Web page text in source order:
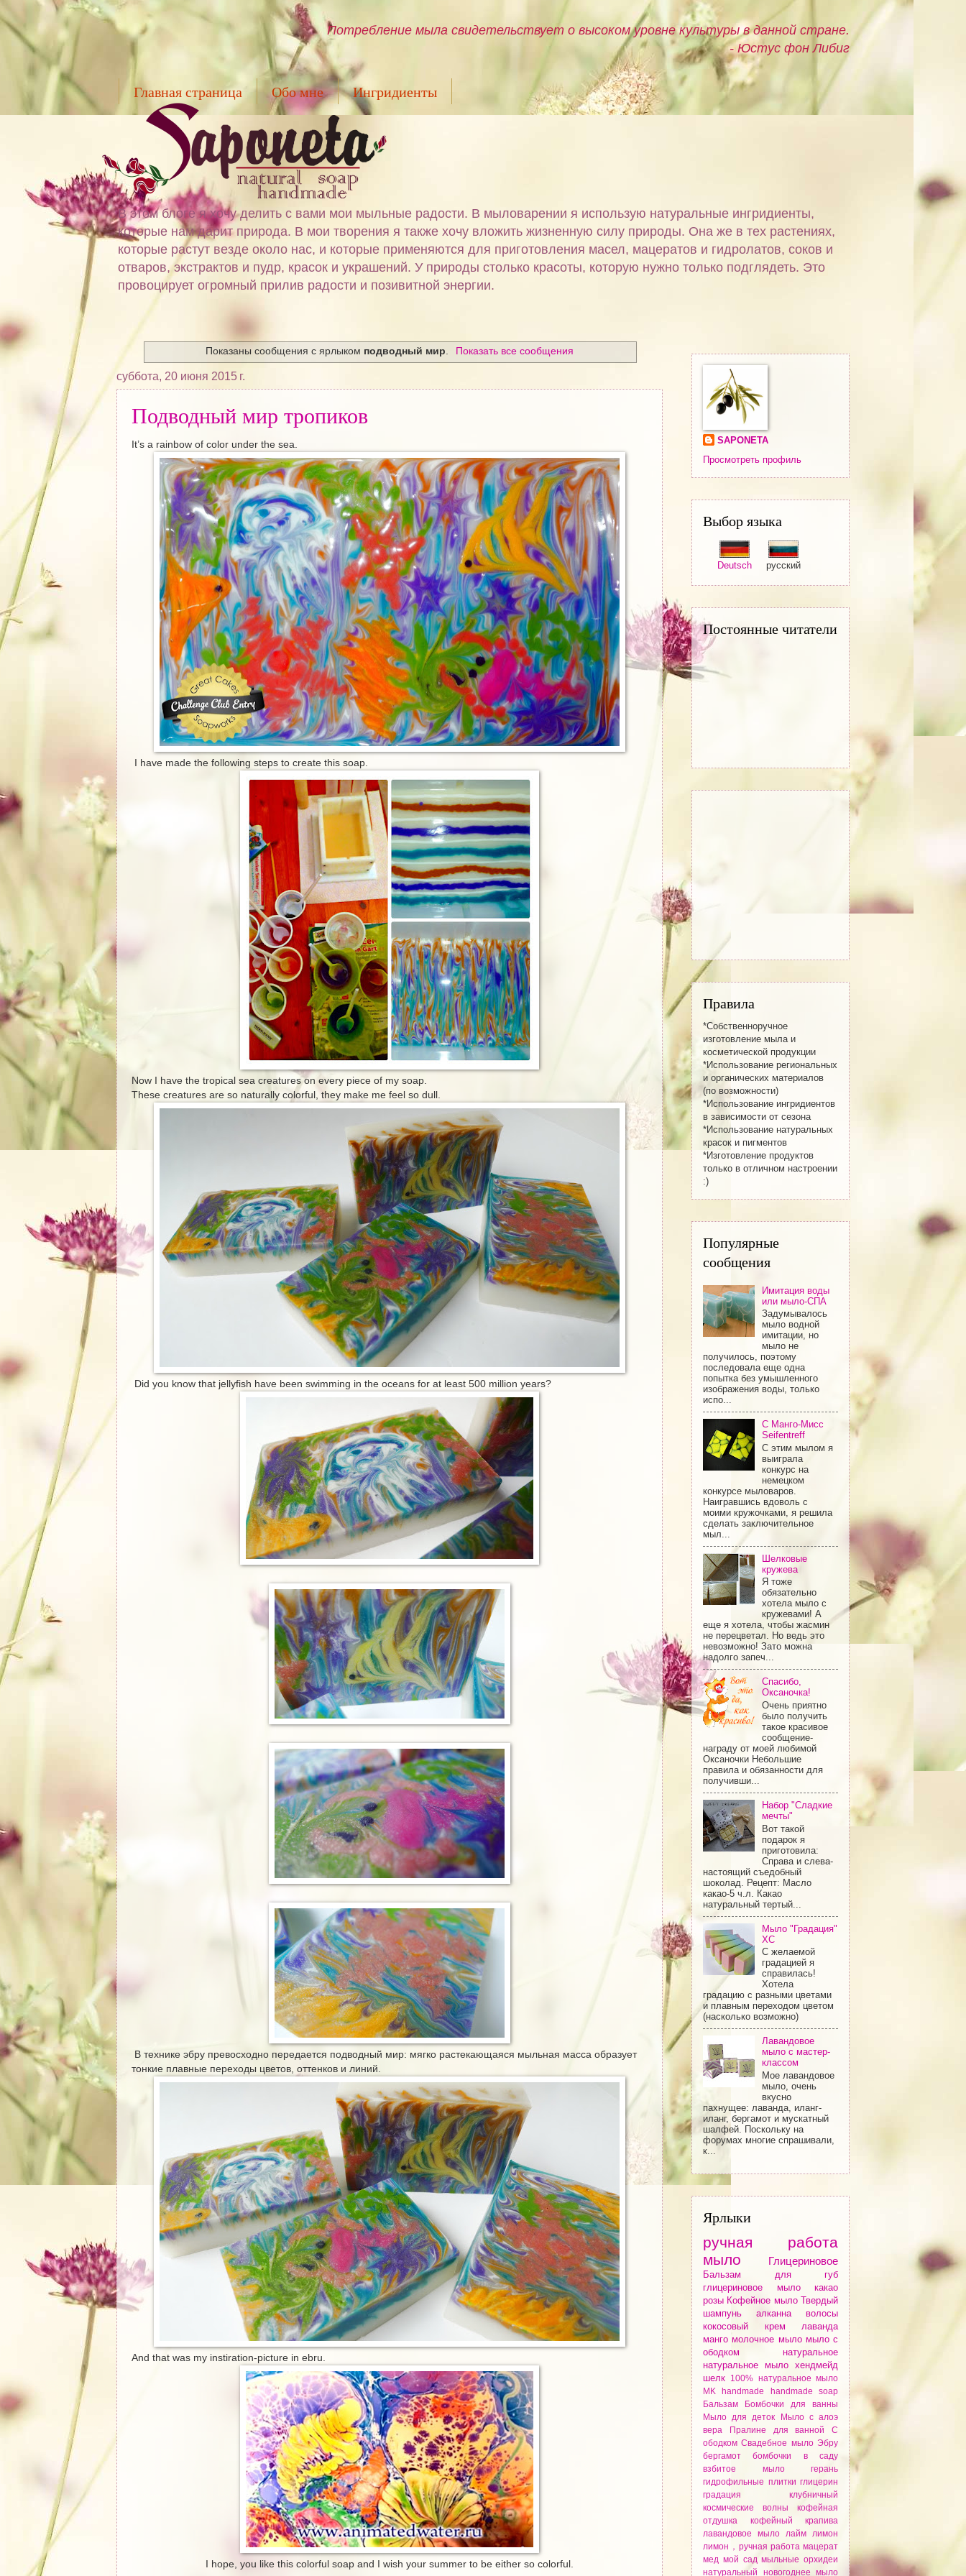
Потребление мыла свидетельствует о высоком уровне культуры в данной стране.
- Юстус фон Либиг
Главная страница Обо мне Ингридиенты
В этом блоге я хочу делить с вами мои мыльные радости. В мыловарении я использую натуральные ингридиенты,
которые нам дарит природа. В мои творения я также хочу вложить жизненную силу природы. Она же в тех растениях,
которые растут везде около нас, и которые применяются для приготовления масел, мацератов и гидролатов, соков и
отваров, экстрактов и пудр, красок и украшений. У природы столько красоты, которую нужно только подглядеть. Это
провоцирует огромный прилив радости и позивитной энергии.
Показаны сообщения с ярлыком подводный мир. Показать все сообщения
суббота, 20 июня 2015 г.
Подводный мир тропиков
It’s a rainbow of color under the sea.
I have made the following steps to create this soap.
Now I have the tropical sea creatures on every piece of my soap.
These creatures are so naturally colorful, they make me feel so dull.
Did you know that jellyfish have been swimming in the oceans for at least 500 million years?
В технике эбру превосходно передается подводный мир: мягко растекающаяся мыльная масса образует
тонкие плавные переходы цветов, оттенков и линий.
And that was my instiration-picture in ebru.
I hope, you like this colorful soap and I wish your summer to be either so colorful.
SAPONETA
Просмотреть профиль
Выбор языка
Deutsch русский
Постоянные читатели
Правила
*Собственноручное
изготовление мылa и
косметической продукции
*Использование региональных
и органических материалов
(по возможности)
*Использование ингридиентов
в зависимости от сезона
*Использование натуральных
красок и пигментов
*Изготовление продуктов
только в отличном настроении
:)
Популярные
сообщения
Имитация воды
или мыло-СПА
Задумывалось
мыло водной
имитации, но
мыло не
получилось, поэтому
последовала еще одна
попытка без умышленного
изображения воды, только
испо...
С Манго-Мисс
Seifentreff
С этим мылом я
выиграла
конкурс на
немецком
конкурсе мыловаров.
Наигравшись вдоволь с
моими кружочками, я решила
сделать заключительное
мыл...
Шелковые
кружева
Я тоже
обязательно
хотела мыло с
кружевами! А
еще я хотела, чтобы жасмин
не перецветал. Но ведь это
невозможно! Зато можна
надолго запеч...
Спасибо,
Оксаночка!
Очень приятно
было получить
такое красивое
сообщение-
награду от моей любимой
Оксаночки Небольшие
правила и обязанности для
получивши...
Набор "Сладкие
мечты"
Вот такой
подарок я
приготовила:
Справа и слева-
настоящий съедобный
шоколад. Рецепт: Масло
какао-5 ч.л. Какао
натуральный тертый...
Мыло "Градация"
ХС
С желаемой
градацией я
справилась!
Хотела
градацию с разными цветами
и плавным переходом цветом
(насколько возможно)
Лавандовое
мыло с мастер-
классом
Мое лавандовое
мыло, очень
вкусно
пахнущее: лаванда, иланг-
иланг, бергамот и мускатный
шалфей. Поскольку на
форумах многие спрашивали,
к...
Ярлыки
ручная работа
мыло
Глицериновое
Бальзам для губ
глицериновое мыло какао
розы Кофейное мылоТвердый
шампунь алканнa волосы
кокосовый крем лаванда
мангомолочное мыло мыло с
ободком натуральное
натуральное мыло хендмейд
шелк
100% натуральное мыло
MK
handmade
handmade soap
Бальзам
Бомбочки для ванны
Мыло для деток
Мыло с алоэ
вера
Пралине для ванной С
ободкомСвадебное мылоЭбру
бергамотбомбочки в саду
взбитое мыло герань
гидрофильные плитки глицерин
градация клубничный
космические волны кофейная
отдушка кофейный крапива
лавандовое мыло лайм лимон
лимон，ручная работа мацерат
мед мой садмыльные орхидеи
натуральный новогоднее мыло